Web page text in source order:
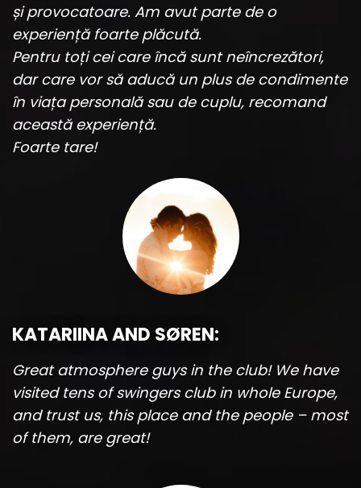
și provocatoare. Am avut parte de o
experiență foarte plăcută.
Pentru toți cei care încă sunt neîncrezători,
dar care vor să aducă un plus de condimente
în viața personală sau de cuplu, recomand
această experiență.
Foarte tare!
KATARIINA AND SØREN:
Great atmosphere guys in the club! We have
visited tens of swingers club in whole Europe,
and trust us, this place and the people – most
of them, are great!